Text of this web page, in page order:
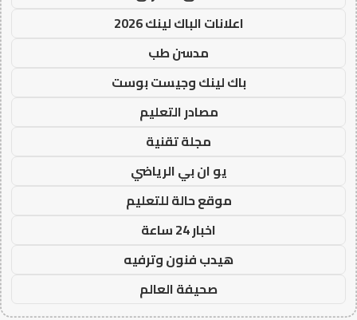
اعلانات الباك لينك 2026
مدسن طب
باك لينك وجيست بوست
مصادر التعليم
مجلة تقنية
يو ان بي الرياضي
موقع حالة للتعليم
اخبار 24 ساعة
هيدب فنون وترفيه
صحيفة العالم